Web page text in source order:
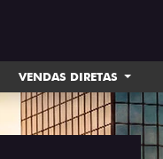
VENDAS DIRETAS